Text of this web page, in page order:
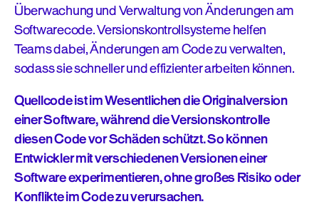
Überwachung und Verwaltung von Änderungen am
Softwarecode. Versionskontrollsysteme helfen
Teams dabei, Änderungen am Code zu verwalten,
sodass sie schneller und effizienter arbeiten können.
Quellcode ist im Wesentlichen die Originalversion
einer Software, während die Versionskontrolle
diesen Code vor Schäden schützt. So können
Entwickler mit verschiedenen Versionen einer
Software experimentieren, ohne großes Risiko oder
Konflikte im Code zu verursachen.